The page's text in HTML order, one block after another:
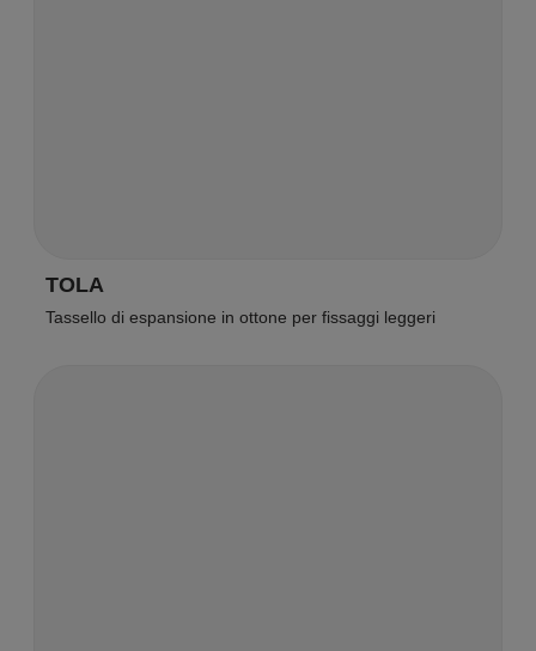
TOLA
Tassello di espansione in ottone per fissaggi leggeri